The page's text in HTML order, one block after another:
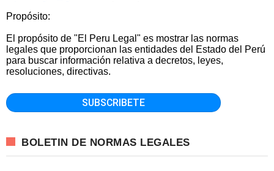
Propósito:
El propósito de "El Peru Legal" es mostrar las normas
legales que proporcionan las entidades del Estado del Perú
para buscar información relativa a decretos, leyes,
resoluciones, directivas.
BOLETIN DE NORMAS LEGALES